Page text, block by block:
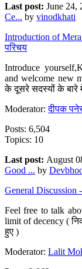
Last post: June 24,
Ce... by vinodkhati
Introduction of
परिचय
Introduce
and welcome new
के दूसरे सदस्यों के बारे
Moderator:दीपक
Posts: 6,504
Topics: 10
Last post: August
Good ... by
General Discussion -
Feel free to talk
limit of decency (
हुए )
Moderator: Lalit